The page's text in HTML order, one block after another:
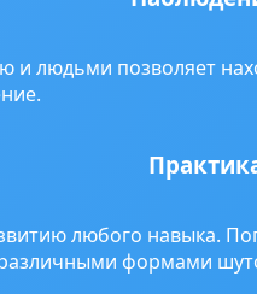
и людьми позволяет
любого навыка.
формами